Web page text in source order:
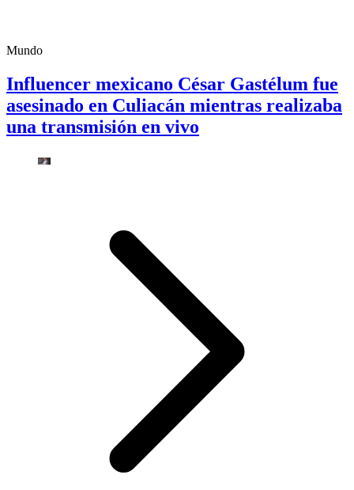
Mundo
Influencer mexicano César Gastélum fue
asesinado en Culiacán mientras realizaba
una transmisión en vivo